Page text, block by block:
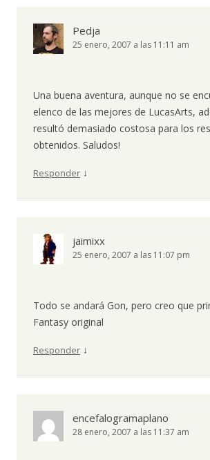
Pedja
25 enero, 2007 a las 11:11 am
Una buena aventura, aunque no se
elenco de las mejores de LucasArts,
resultó demasiado costosa para los
obtenidos. Saludos!
Responder ↓
jaimixx
25 enero, 2007 a las 11:07 pm
Todo se andará Gon, pero creo que
Fantasy original
Responder ↓
encefalogramaplano
28 enero, 2007 a las 11:37 am